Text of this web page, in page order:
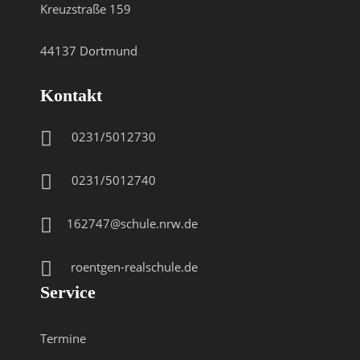
Kreuzstraße 159
44137 Dortmund
Kontakt
0231/5012730
0231/5012740
162747@schule.nrw.de
roentgen-realschule.de
Service
Termine